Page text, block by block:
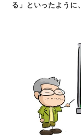
る」といったよう